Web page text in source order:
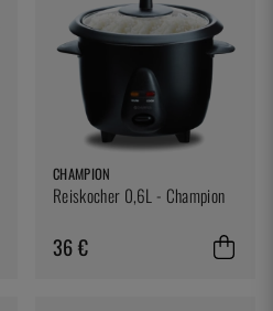
CHAMPION
Reiskocher 0,6L - Champion
36 €